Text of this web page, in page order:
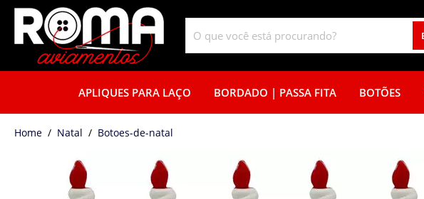
APLIQUES PARA LAÇO BORDADO | PASSA FITA BOTÕES
home Natal botoes-de-natal